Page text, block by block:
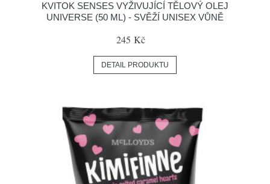
KVITOK SENSES VYŽIVUJÍCÍ TĚLOVÝ OLEJ
UNIVERSE (50 ML) - SVĚŽÍ UNISEX VŮNĚ
245 Kč
DETAIL PRODUKTU